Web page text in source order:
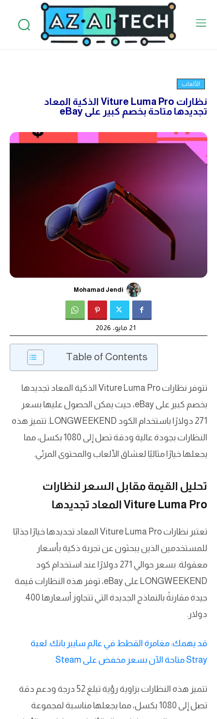
الألعاب
نظارات Viture Luma Pro الذكية المعاد
تجديدها متاحة بخصم كبير على eBay
Mohamad Jendi
21 مايو، 2026
Table of Contents
تتوفر نظارات Viture Luma Pro الذكية المعاد تجديدها
بخصم كبير على eBay، حيث يمكن الحصول عليها بسعر
271 دولارًا باستخدام الكود LONGWEEKEND. تتميز هذه
النظارات بجودة عالية ودقة تصل إلى 1080 بكسل، مما
يجعلها خيارًا مثاليًا لعشاق الألعاب والمحتوى المرئي.
تحليل القيمة مقابل السعر لنظارات
Viture Luma Pro المعاد تجديدها
تعتبر نظارات Viture Luma Pro المعاد تجديدها خيارًا جذابًا
للمستخدمين الذين يبحثون عن تجربة ذكية بأسعار
معقولة. بسعر حوالي 271 دولارًا عند استخدام كود
LONGWEEKEND على eBay، توفر هذه النظارات قيمة
جيدة مقارنةً بالنماذج الجديدة التي تتجاوز أسعارها 400
دولار.
قد يهمك: مغامرة القطط في عالم سايبر بانك: لعبة
Stray متاحة الآن بسعر مخفض على Steam
تتميز هذه النظارات بزاوية رؤية تبلغ 52 درجة ودعم دقة
تصل إلى 1080 بكسل، مما يجعلها مناسبة لمجموعة